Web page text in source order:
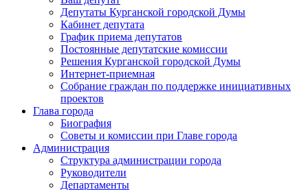
Депутаты Курганской городской Думы
Кабинет депутата
График приема депутатов
Постоянные депутатские комиссии
Решения Курганской городской Думы
Интернет-приемная
Собрание граждан по поддержке инициативных
проектов
Глава города
Биография
Советы и комиссии при Главе города
Администрация
Структура администрации города
Руководители
Департаменты